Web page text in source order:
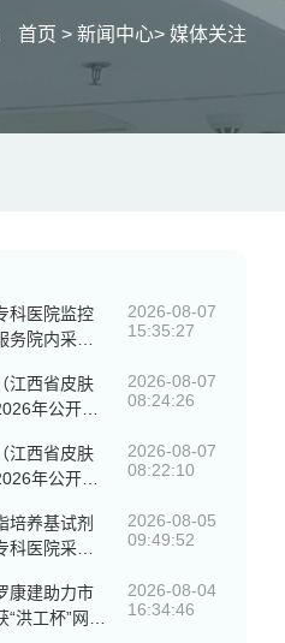
首页 > 新闻中心> 媒体关注
科医院监控
院内采购
2026-08-07
15:35:27
江西省皮肤
年公开招
2026-08-07
08:24:26
江西省皮肤
年公开招
2026-08-07
08:22:10
培养基试剂
医院采购
2026-08-05
09:49:52
康建助力市
洪工杯”网络
2026-08-04
16:34:46